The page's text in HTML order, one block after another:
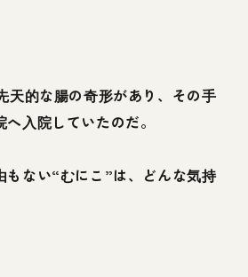
天的な腸の奇形があり、その手
入院していたのだ。
もない“むにこ”は、どんな気持